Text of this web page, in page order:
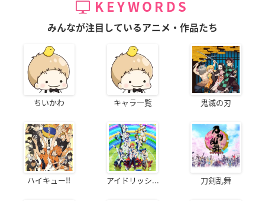
KEYWORDS
みんなが注目しているアニメ・作品たち
ちいかわ キャラ一覧 鬼滅の刃
ハイキュー!! アイドリッシ... 刀剣乱舞